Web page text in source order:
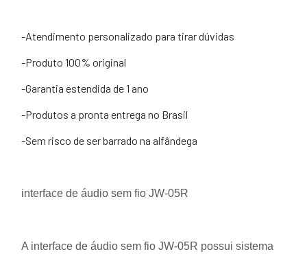
-Atendimento personalizado para tirar dúvidas
-Produto 100% original
-Garantia estendida de 1 ano
-Produtos a pronta entrega no Brasil
-Sem risco de ser barrado na alfândega
interface de áudio sem fio JW-05R
A interface de áudio sem fio JW-05R possui sistema